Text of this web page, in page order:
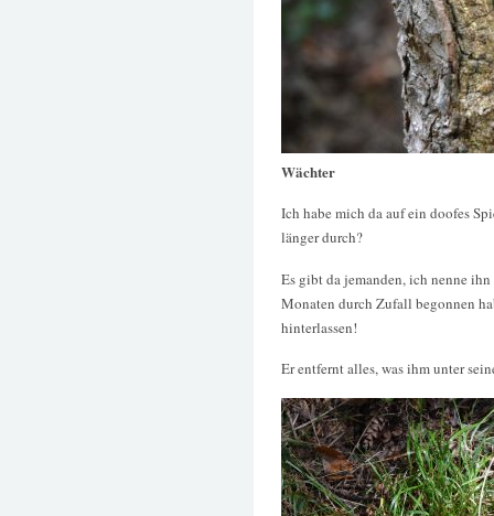
Wächter
Ich habe mich da auf ein doofes
länger durch?
Es gibt da jemanden, ich nenne
Monaten durch Zufall begonnen
hinterlassen!
Er entfernt alles, was ihm unter